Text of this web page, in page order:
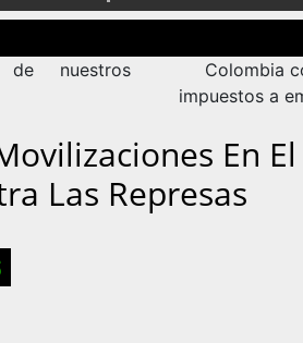
nuestros
Colombia
impuestos a
En
Las Represas